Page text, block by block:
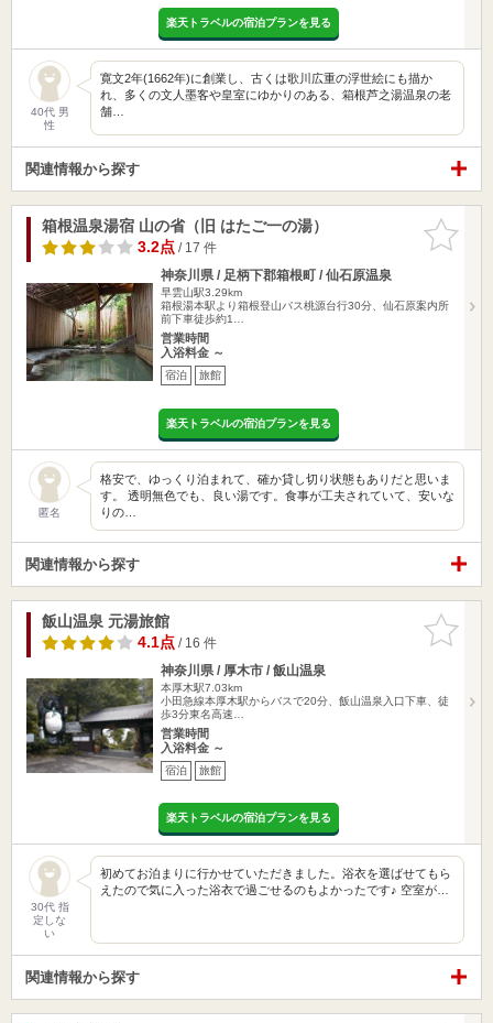
楽天トラベルの宿泊プランを見る
40代 男
性
寛文2年(1662年)に創業し、古くは歌川広重の浮世絵にも描か
れ、多くの文人墨客や皇室にゆかりのある、箱根芦之湯温泉の老
舗…
関連情報から探す
お気に入
りに追加
箱根温泉湯宿 山の省（旧 はたご一の湯）
3.2点/ 17 件
神奈川県 / 足柄下郡箱根町 / 仙石原温泉
早雲山駅3.29km
箱根湯本駅より箱根登山バス桃源台行30分、仙石原案内所
前下車徒歩約1…
営業時間
入浴料金 ～
宿泊 旅館
楽天トラベルの宿泊プランを見る
匿名
格安で、ゆっくり泊まれて、確か貸し切り状態もありだと思いま
す。 透明無色でも、良い湯です。食事が工夫されていて、安いな
りの…
関連情報から探す
お気に入
りに追加
飯山温泉 元湯旅館
4.1点/ 16 件
神奈川県 / 厚木市 / 飯山温泉
本厚木駅7.03km
小田急線本厚木駅からバスで20分、飯山温泉入口下車、徒
歩3分東名高速…
営業時間
入浴料金 ～
宿泊 旅館
楽天トラベルの宿泊プランを見る
30代 指
定しな
い
初めてお泊まりに行かせていただきました。浴衣を選ばせてもら
えたので気に入った浴衣で過ごせるのもよかったです♪ 空室が…
関連情報から探す